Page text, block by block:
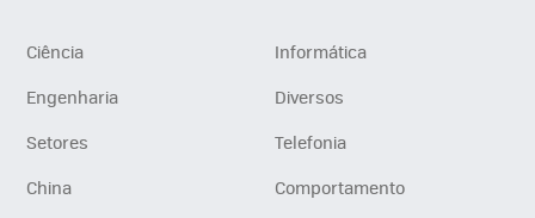
Ciência
Informática
Engenharia
Diversos
Setores
Telefonia
China
Comportamento